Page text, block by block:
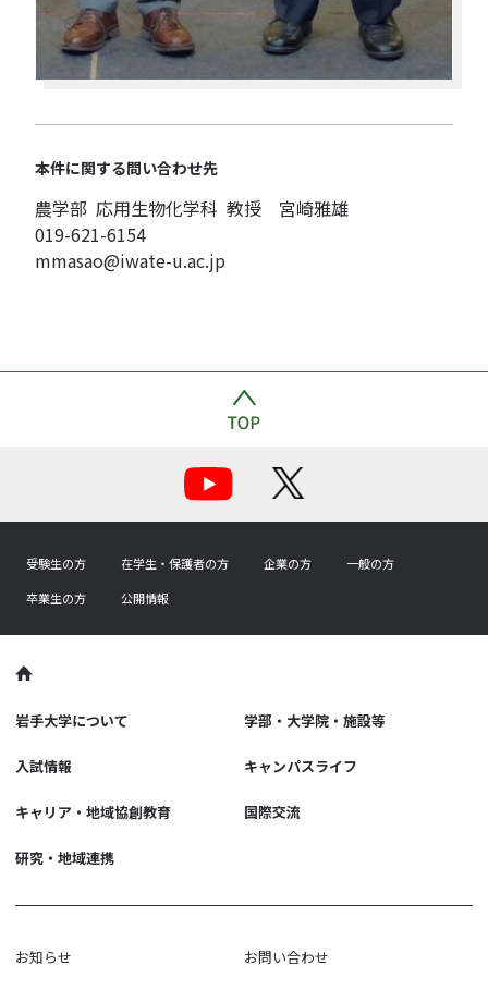
本件に関する問い合わせ先
農学部 応用生物化学科 教授 宮崎雅雄
019-621-6154
mmasao@iwate-u.ac.jp
受験生の方 在学生・保護者の方 企業の方
一般の方
卒業生の方
公開情報
岩手大学について 学部・大学院・施設等
入試情報 キャンパスライフ
キャリア・地域協創教育 国際交流
研究・地域連携
お知らせ お問い合わせ